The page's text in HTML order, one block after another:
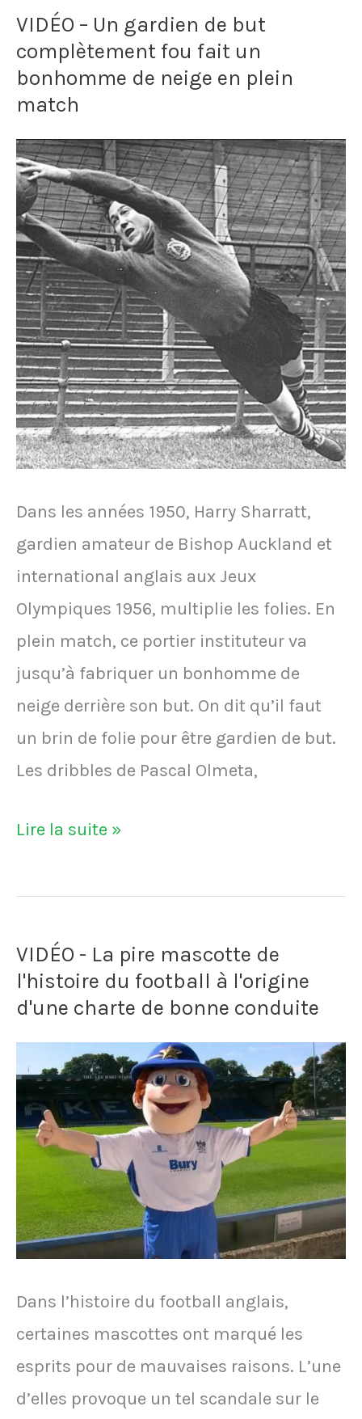
lyonnais
tacle
de
Saint-
Etienne
en
plein
derby
VIDÉO – Un gardien de but
complètement fou fait un
bonhomme de neige en plein
match
Dans les années 1950, Harry Sharratt,
gardien amateur de Bishop Auckland et
international anglais aux Jeux
Olympiques 1956, multiplie les folies. En
plein match, ce portier instituteur va
jusqu’à fabriquer un bonhomme de
neige derrière son but. On dit qu’il faut
un brin de folie pour être gardien de but.
Les dribbles de Pascal Olmeta,
VIDÉO
Un
de
but
fait
un
bonhomme
neige
en
match
Lire la suite »
VIDÉO - La pire mascotte de
l'histoire du football à l'origine
d'une charte de bonne conduite
Dans l’histoire du football anglais,
certaines mascottes ont marqué les
esprits pour de mauvaises raisons. L’une
d’elles provoque un tel scandale sur le